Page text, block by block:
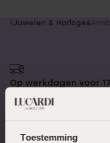
Toestemming
You
Juwelen & Horloges
Op werkdagen voor
besteld, morgen in huis